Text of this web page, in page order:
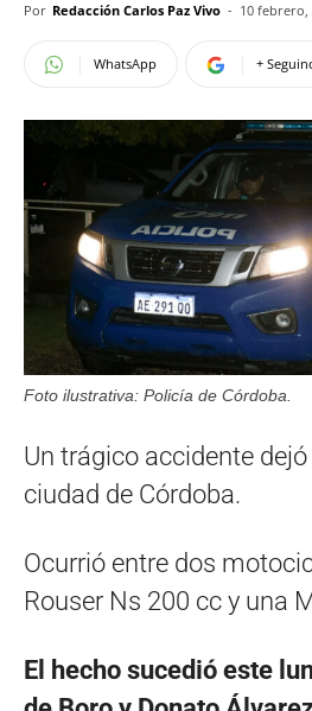
Por Redacción Carlos Paz Vivo - 10 febrero,
WhatsApp +
Foto ilustrativa: Policía de Córdoba.
Un trágico accidente
ciudad de Córdoba.
Ocurrió entre dos
Rouser Ns 200 cc y una
El hecho sucedió este